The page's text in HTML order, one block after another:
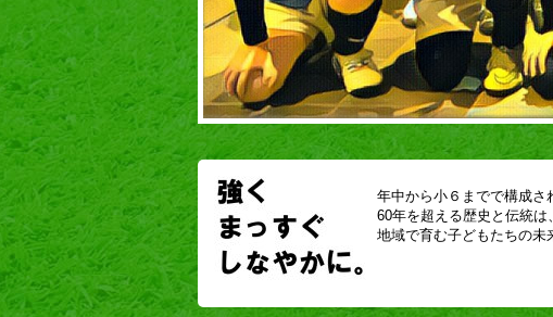
年中から小６までで構成さ
60年を超える歴史と伝統は
地域で育む子どもたちの未